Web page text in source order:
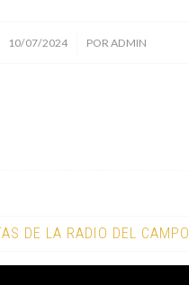
10/07/2024
/ POR ADMIN
DE LA RADIO DEL CAMPO